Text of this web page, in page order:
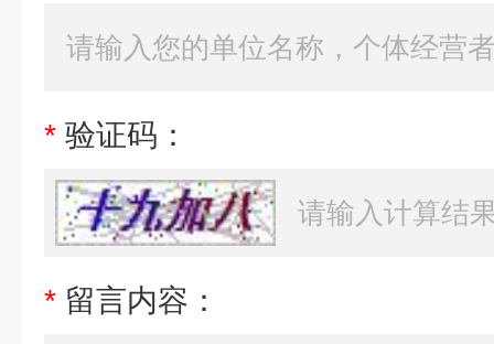
* 验证码：
* 留言内容：